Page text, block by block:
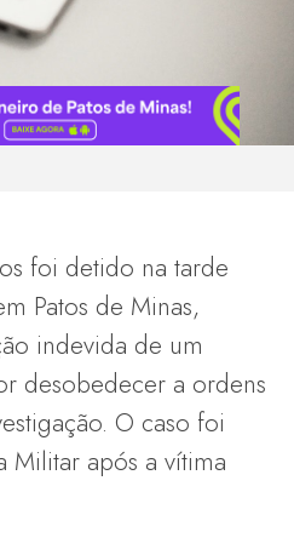
foi detido na tarde
Patos de Minas,
indevida de um
desobedecer a ordens
O caso foi
Militar após a vítima